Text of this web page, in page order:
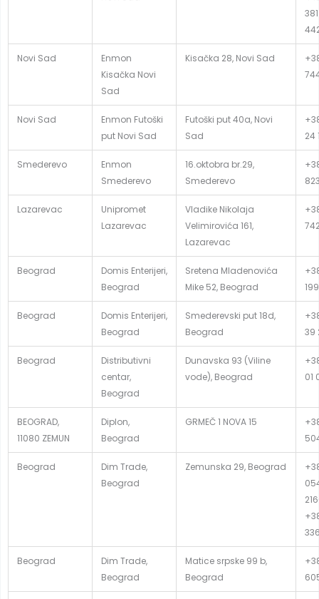
Novi Sad
Enmon
Kisačka Novi
Sad
Kisačka 28, Novi Sad
Novi Sad
Enmon Futoški
put Novi Sad
Futoški put 40a, Novi
Sad
24
Smederevo
Enmon
Smederevo
16.oktobra br.29,
Smederevo
Lazarevac
Unipromet
Lazarevac
Vladike Nikolaja
Velimirovića 161,
Lazarevac
Beograd
Domis Enterijeri,
Beograd
Sretena Mladenovića
Mike 52, Beograd
199
Beograd
Domis Enterijeri,
Beograd
Smederevski put 18d,
Beograd
39
Beograd
Distributivni
centar,
Beograd
Dunavska 93 (Viline
vode), Beograd
01
BEOGRAD,
11080 ZEMUN
Diplon,
Beograd
GRMEČ 1 NOVA 15
Beograd
Dim Trade,
Beograd
Zemunska 29, Beograd
Beograd
Dim Trade,
Beograd
Matice srpske 99 b,
Beograd